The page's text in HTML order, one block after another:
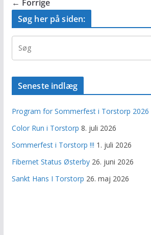
← Forrige
Søg her på siden:
Seneste indlæg
Program for Sommerfest i Torstorp 2026
Color Run i Torstorp 8. juli 2026
Sommerfest i Torstorp !!! 1. juli 2026
Fibernet Status Østerby 26. juni 2026
Sankt Hans I Torstorp 26. maj 2026